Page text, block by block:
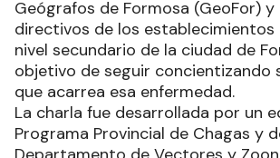
Geógrafos de Formosa (GeoFor) y
directivos de los
nivel secundario de la ciudad de
objetivo de seguir concientizando
que acarrea esa enfermedad.
La charla fue desarrollada por un
Programa Provincial de Chagas y